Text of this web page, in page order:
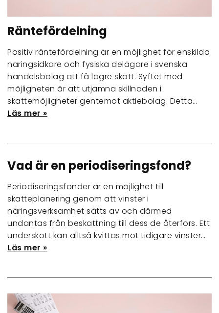
Räntefördelning
Positiv räntefördelning är en möjlighet för enskilda
näringsidkare och fysiska delägare i svenska
handelsbolag att få lägre skatt. Syftet med
möjligheten är att utjämna skillnaden i
skattemöjligheter gentemot aktiebolag. Detta…
Läs mer »
Vad är en periodiseringsfond?
Periodiseringsfonder är en möjlighet till
skatteplanering genom att vinster i
näringsverksamhet sätts av och därmed
undantas från beskattning till dess de återförs. Ett
underskott kan alltså kvittas mot tidigare vinster…
Läs mer »